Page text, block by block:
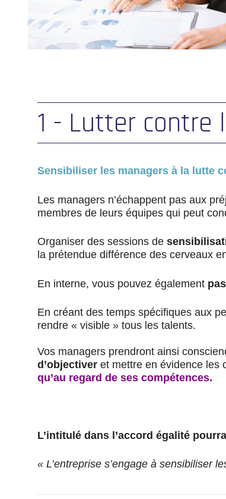
1 - Lutter contre
Sensibiliser les managers à la lutte
Les managers n’échappent pas aux
membres de leurs équipes qui peut
Organiser des sessions de
la prétendue différence des cerveaux
En interne, vous pouvez également
En créant des temps spécifiques aux
rendre « visible » tous les talents.
Vos managers prendront ainsi
d’objectiver et mettre en évidence les
qu’au regard de ses compétences.
L’intitulé dans l’accord égalité
« L’entreprise s’engage à sensibiliser